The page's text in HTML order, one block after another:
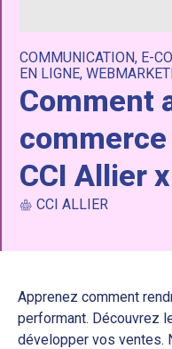
COMMUNICATION, E-
EN LIGNE,
Comment
CCI Allier
CCI ALLIER
Apprenez comment
performant. Découvrez
développer vos ventes.